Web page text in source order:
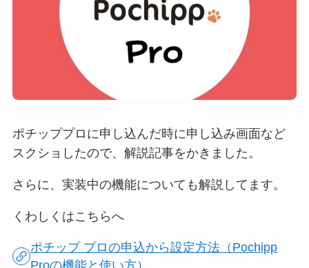
ポチッププロに申し込んだ時に申し込み画面など
スクショしたので、解説記事をかきました。
さらに、実装中の機能についても解説してます。
くわしくはこちらへ
ポチップ プロの申込から設定方法（Pochipp